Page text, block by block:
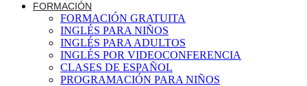
FORMACIÓN
FORMACIÓN GRATUITA
INGLÉS PARA NIÑOS
INGLÉS PARA ADULTOS
INGLÉS POR VIDEOCONFERENCIA
CLASES DE ESPAÑOL
PROGRAMACIÓN PARA NIÑOS